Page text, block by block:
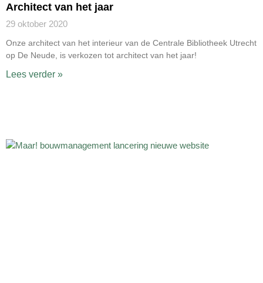
Architect van het jaar
29 oktober 2020
Onze architect van het interieur van de Centrale Bibliotheek Utrecht
op De Neude, is verkozen tot architect van het jaar!
Lees verder »